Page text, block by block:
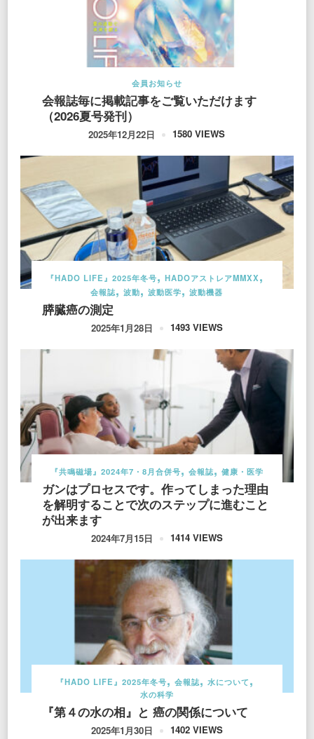
会員お知らせ
会報誌毎に掲載記事をご覧いただけます
（2026夏号発刊）
2025年12月22日 1580 VIEWS
『HADO LIFE』2025年冬号
HADOアストレアMMXX
会報誌
波動 波動医学 波動機器
膵臓癌の測定
2025年1月28日 1493 VIEWS
『共鳴磁場』2024年7・8月合併号 会報誌 健康・医学
ガンはプロセスです。作ってしまった理由
を解明することで次のステップに進むこと
が出来ます
2024年7月15日 1414 VIEWS
『HADO LIFE』2025年冬号 会報誌
水について
水の科学
『第４の水の相』と 癌の関係について
2025年1月30日 1402 VIEWS